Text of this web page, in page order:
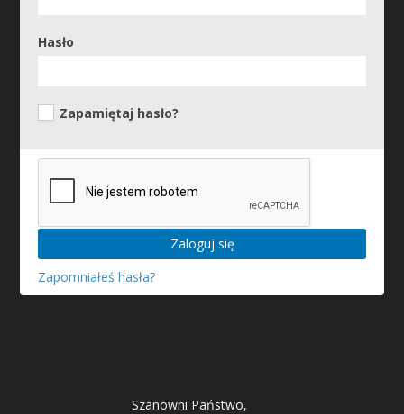
Hasło
Zapamiętaj hasło?
Zapomniałeś hasła?